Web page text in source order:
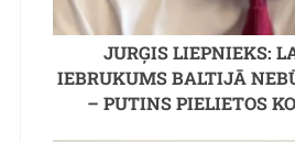
JURĢIS LIEPNIEKS:
IEBRUKUMS BALTIJĀ
– PUTINS PIELIETOS